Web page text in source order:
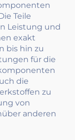
Teile
Leistung und
exakt
bis hin zu
für die
die
zu
von
anderen